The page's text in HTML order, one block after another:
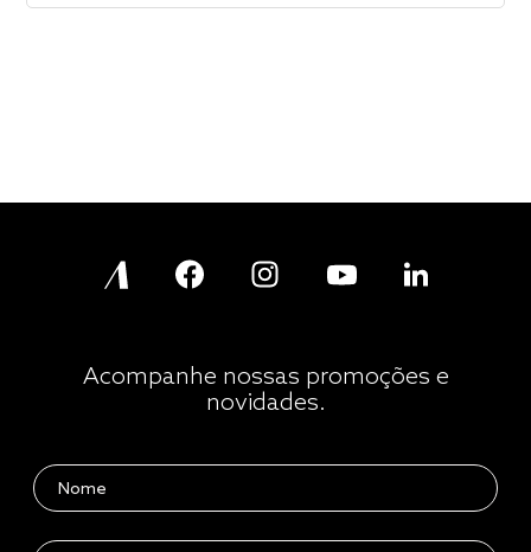
Acompanhe nossas promoções e
novidades.